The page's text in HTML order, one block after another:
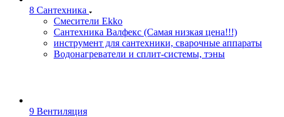
8 Сантехника
Смесители Ekko
Сантехника Валфекс (Самая низкая цена!!!)
инструмент для сантехники, сварочные аппараты
Водонагреватели и сплит-системы, тэны
9 Вентиляция